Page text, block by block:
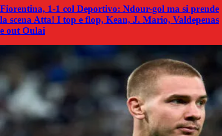
Fiorentina, 1-1 col Deportivo: Ndour-gol ma si prende
la scena Atta! I top e flop, Kean, J. Mario, Valdepenas
e out Oulai